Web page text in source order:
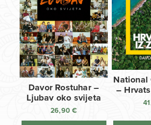
Davor Rostuhar –
Ljubav oko svijeta
26,90€
National
–